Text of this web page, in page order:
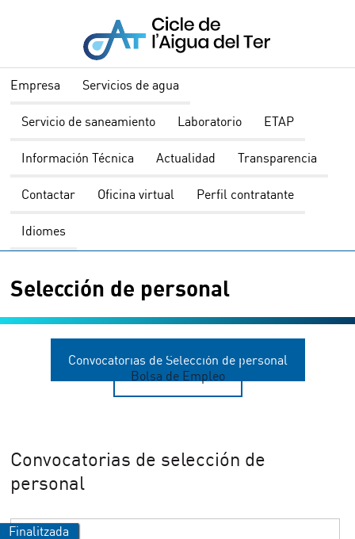
Empresa Servicios de agua
Servicio de saneamiento Laboratorio ETAP
Información Técnica Actualidad Transparencia
Contactar Oficina virtual Perfil contratante
Idiomes
Selección de personal
Convocatorias de Selección de personal
Bolsa de Empleo
Convocatorias de selección de
personal